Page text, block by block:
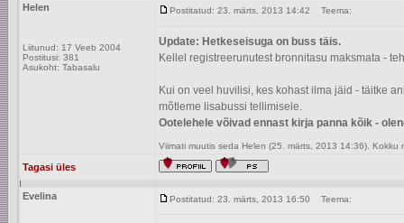
Helen
Liitunud: 17 Veeb 2004
Postitusi: 381
Asukoht: Tabasalu
Postitatud: 23. märts, 2013 14:42 Teema:
Update: Hetkeseisuga on buss täis.
Kellel registreerunutest bronnitasu maksmata -
Kui on veel huvilisi, kes kohast ilma jäid - täitke
mõtleme lisabussi tellimisele.
Ootelehele võivad ennast kirja panna kõik -
Viimati muutis seda Helen (25. märts, 2013 14:36). Kokku
Tagasi üles
Evelina Postitatud: 23. märts, 2013 16:50 Teema: